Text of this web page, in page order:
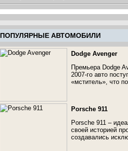
ПОПУЛЯРНЫЕ АВТОМОБИЛИ
Dodge Avenger
Премьера Dodge
2007-го авто
«мститель», что
Porsche 911
Porsche 911 –
своей историей
создавались